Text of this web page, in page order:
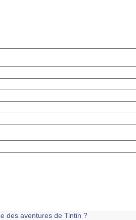
des aventures de Tintin ?